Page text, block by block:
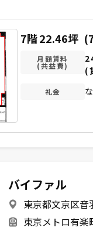
7階22.46坪
月額賃料
(共益費)
(
礼金
バイファル
東京都文京区音
東京メトロ有楽